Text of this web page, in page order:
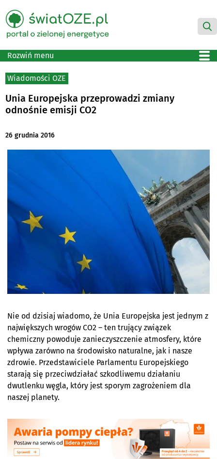
Rozwiń menu
Wiadomości OZE
Unia Europejska przeprowadzi zmiany
odnośnie emisji CO2
26 grudnia 2016
Nie od dzisiaj wiadomo, że Unia Europejska jest jednym z
największych wrogów CO2 – ten trujący związek
chemiczny powoduje zanieczyszczenie atmosfery, które
wpływa zarówno na środowisko naturalne, jak i nasze
zdrowie. Przedstawiciele Parlamentu Europejskiego
starają się przeciwdziałać szkodliwemu działaniu
dwutlenku węgla, który jest sporym zagrożeniem dla
naszej planety.